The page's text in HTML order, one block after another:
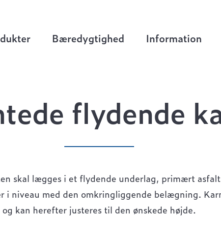
Bæredygtighed Information
flydende
skal lægges i et flydende underlag, primært
i niveau med den omkringliggende belægning.
og kan herefter justeres til den ønskede højde.